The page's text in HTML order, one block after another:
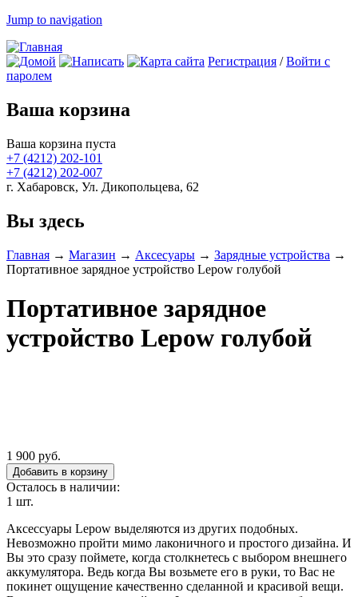
Jump to navigation
Регистрация /Войти с
паролем
Ваша корзина
Ваша корзина пуста
+7 (4212) 202-101
+7 (4212) 202-007
г. Хабаровск, Ул. Дикопольцева, 62
Вы здесь
Главная → Магазин → Аксесуары → Зарядные устройства →
Портативное зарядное устройство Lepow голубой
Портативное зарядное
устройство Lepow голубой
1 900 руб.
Осталось в наличии:
1 шт.
Аксессуары Lepow выделяются из других подобных.
Невозможно пройти мимо лаконичного и простого дизайна. И
Вы это сразу поймете, когда столкнетесь с выбором внешнего
аккумулятора. Ведь когда Вы возьмете его в руки, то Вас не
покинет ощущение качественно сделанной и красивой вещи.